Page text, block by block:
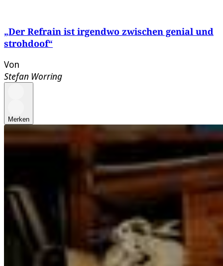
„Der Refrain ist irgendwo zwischen genial und
strohdoof“
Von
Stefan Worring
Merken